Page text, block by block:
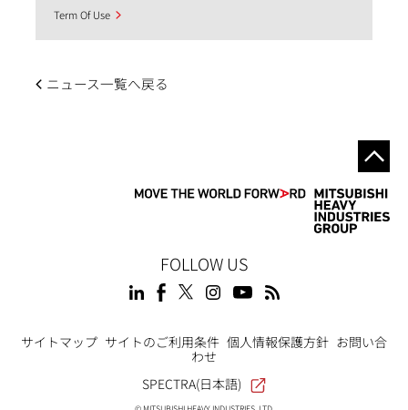
Term Of Use
ニュース一覧へ戻る
FOLLOW US
Footer
サイトマップ サイトのご利用条件 個人情報保護方針 お問い合
わせ
SPECTRA(日本語)